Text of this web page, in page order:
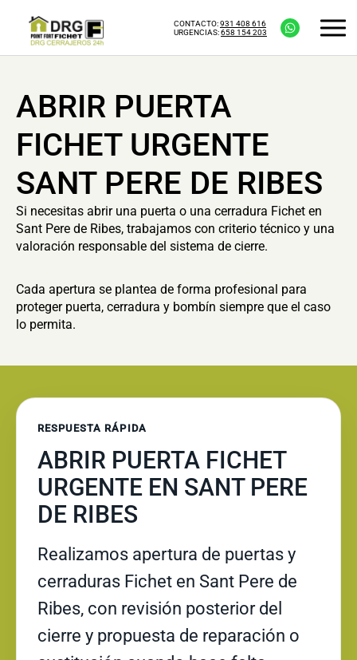
CONTACTO:931 408 616
URGENCIAS:658 154 203
ABRIR PUERTA
FICHET URGENTE
SANT PERE DE RIBES
Si necesitas abrir una puerta o una cerradura Fichet en
Sant Pere de Ribes, trabajamos con criterio técnico y una
valoración responsable del sistema de cierre.
Cada apertura se plantea de forma profesional para
proteger puerta, cerradura y bombín siempre que el caso
lo permita.
RESPUESTA RÁPIDA
ABRIR PUERTA FICHET
URGENTE EN SANT PERE
DE RIBES
Realizamos apertura de puertas y
cerraduras Fichet en Sant Pere de
Ribes, con revisión posterior del
cierre y propuesta de reparación o